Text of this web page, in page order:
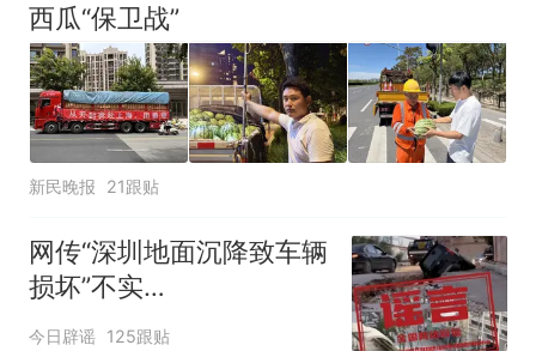
西瓜“保卫战”
新民晚报 21跟贴
网传“深圳地面沉降致车辆
损坏”不实
（2026·08·06）
今日辟谣 125跟贴